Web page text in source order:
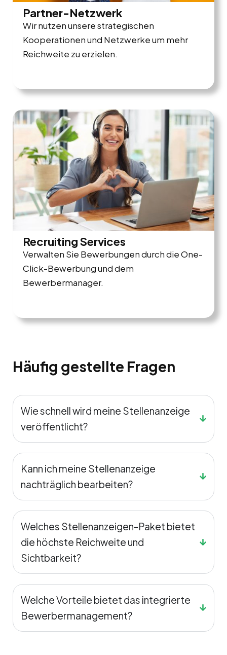
Partner-Netzwerk
Wir nutzen unsere strategischen
Kooperationen und Netzwerke um mehr
Reichweite zu erzielen.
Recruiting Services
Verwalten Sie Bewerbungen durch die One-
Click-Bewerbung und dem
Bewerbermanager.
Häufig gestellte Fragen
Wie schnell wird meine Stellenanzeige
veröffentlicht?
Kann ich meine Stellenanzeige
nachträglich bearbeiten?
Welches Stellenanzeigen-Paket bietet
die höchste Reichweite und
Sichtbarkeit?
Welche Vorteile bietet das integrierte
Bewerbermanagement?